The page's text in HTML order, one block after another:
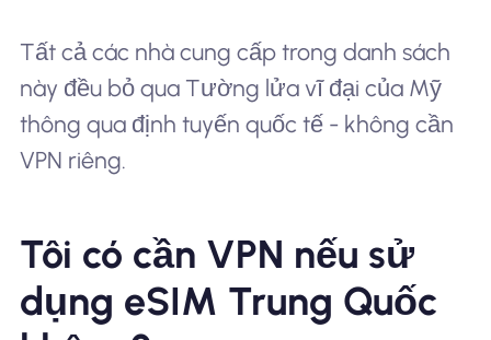
Tất cả các nhà cung cấp trong danh sách
này đều bỏ qua Tường lửa vĩ đại của Mỹ
thông qua định tuyến quốc tế - không cần
VPN riêng.
Tôi có cần VPN nếu sử
dụng eSIM Trung Quốc